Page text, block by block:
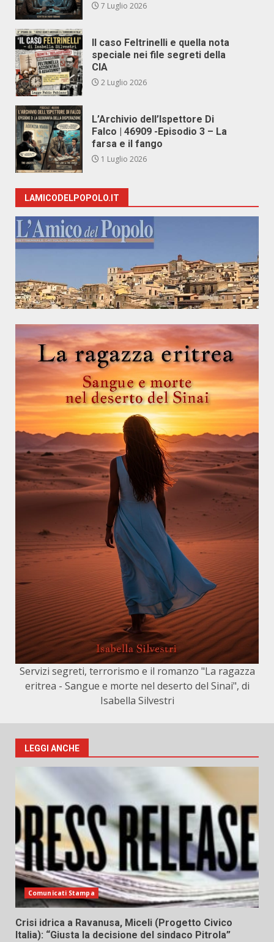
7 Luglio 2026
Il caso Feltrinelli e quella nota
speciale nei file segreti della
CIA
2 Luglio 2026
L’Archivio dell’Ispettore Di
Falco | 46909 -Episodio 3 – La
farsa e il fango
1 Luglio 2026
LAMICODELPOPOLO.IT
Servizi segreti, terrorismo e il romanzo "La ragazza
eritrea - Sangue e morte nel deserto del Sinai", di
Isabella Silvestri
LEGGI ANCHE
Comunicati Stampa
Crisi idrica a Ravanusa, Miceli (Progetto Civico
Italia): “Giusta la decisione del sindaco Pitrola”